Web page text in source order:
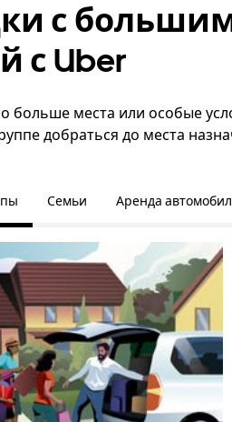
с
с Uber
больше места или особые
добраться до места
Семьи Аренда